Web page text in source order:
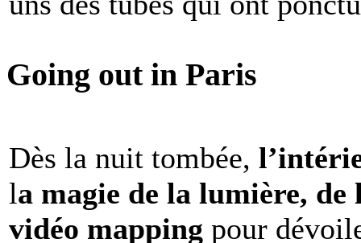
Going out in Paris
Dès la nuit tombée,
la magie de la lumière,
vidéo mapping pour